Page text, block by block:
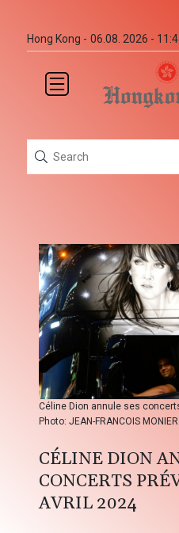
Hong Kong - 06.08. 2026 -
Céline Dion annule ses
Photo: JEAN-FRANCOIS
CÉLINE DION
CONCERTS
AVRIL 2024